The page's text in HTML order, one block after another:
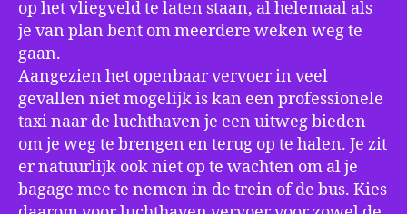
op het vliegveld te laten staan, al helemaal als
je van plan bent om meerdere weken weg te
gaan.
Aangezien het openbaar vervoer in veel
gevallen niet mogelijk is kan een professionele
taxi naar de luchthaven je een uitweg bieden
om je weg te brengen en terug op te halen. Je zit
er natuurlijk ook niet op te wachten om al je
bagage mee te nemen in de trein of de bus. Kies